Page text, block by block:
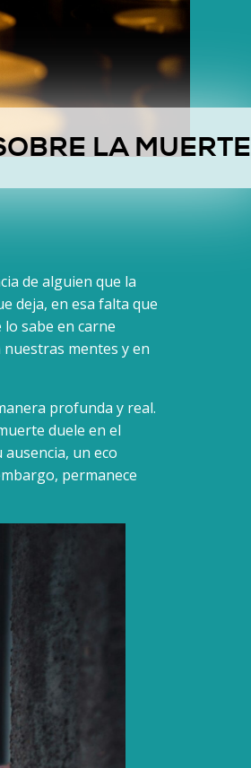
LA MUERTE
de alguien que la
deja, en esa falta que
sabe en carne
mentes y en
profunda y real.
duele en el
un eco
permanece